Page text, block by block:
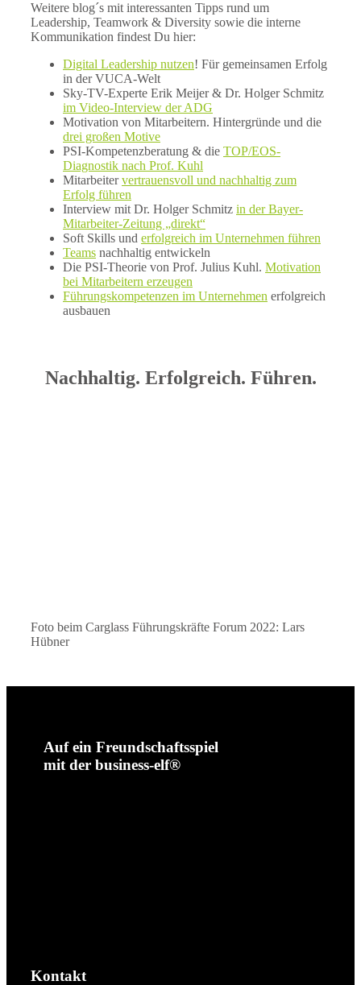
Weitere blog´s mit interessanten Tipps rund um
Leadership, Teamwork & Diversity sowie die interne
Kommunikation findest Du hier:
Digital Leadership nutzen! Für gemeinsamen Erfolg
in der VUCA-Welt
Sky-TV-Experte Erik Meijer & Dr. Holger Schmitz
im Video-Interview der ADG
Motivation von Mitarbeitern. Hintergründe und die
drei großen Motive
PSI-Kompetenzberatung & die TOP/EOS-
Diagnostik nach Prof. Kuhl
Mitarbeitervertrauensvoll und nachhaltig zum
Erfolg führen
Interview mit Dr. Holger Schmitz in der Bayer-
Mitarbeiter-Zeitung „direkt“
Soft Skills und erfolgreich im Unternehmen führen
Teams nachhaltig entwickeln
Die PSI-Theorie von Prof. Julius Kuhl. Motivation
bei Mitarbeitern erzeugen
Führungskompetenzen im Unternehmen erfolgreich
ausbauen
Nachhaltig. Erfolgreich. Führen.
Foto beim Carglass Führungskräfte Forum 2022: Lars
Hübner
Auf ein Freundschaftsspiel
mit der business-elf®
Kontakt